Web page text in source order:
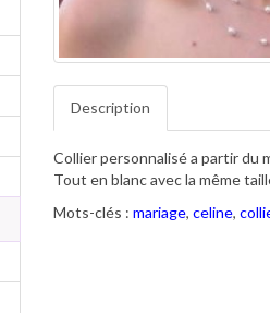
Description
Collier personnalisé a partir du
Tout en blanc avec la même
Mots-clés : mariage, celine,